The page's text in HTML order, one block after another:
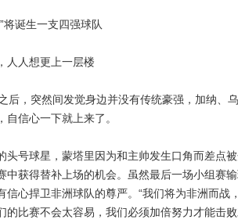
诞生一支四强球队
人想更上一层楼
，突然间发觉身边并没有传统豪强，加纳、
自信心一下就上来了。
号球星，蒙塔里因为和主帅发生口角而差点被
中获得替补上场的机会。虽然最后一场小组赛
信心捍卫非洲球队的尊严。“我们将为非洲而战
的比赛不会太容易，我们必须加倍努力才能击败